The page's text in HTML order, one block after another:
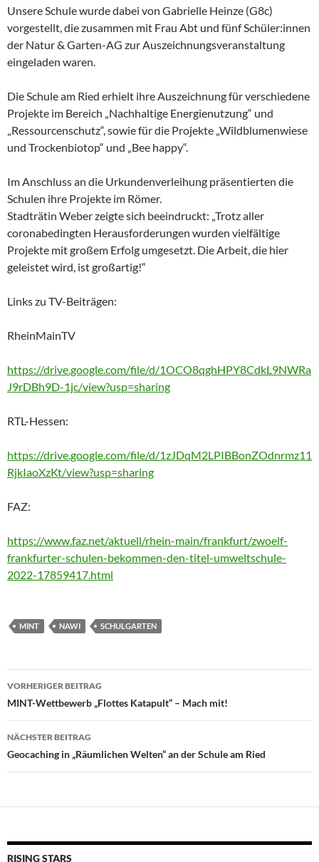
Unsere Schule wurde dabei von Gabrielle Heinze (G8c)
vorgestellt, die zusammen mit Frau Abt und fünf Schüler:innen
der Natur & Garten-AG zur Auszeichnungsveranstaltung
eingeladen waren.
Die Schule am Ried erhielt ihre Auszeichnung für verschiedene
Projekte im Bereich „Nachhaltige Energienutzung“ und
„Ressourcenschutz“, sowie für die Projekte „Wildblumenwiese
und Trockenbiotop“ und „Bee happy“.
Im Anschluss an die Urkundenverleihung präsentierten die
Schulen ihre Projekte im Römer.
Stadträtin Weber zeigte sich beeindruckt: „Trotz aller
coronabedingten Herausforderungen wurden vielfältige
Projekte mit großem Erfolg umgesetzt. Die Arbeit, die hier
geleistet wird, ist großartig!“
Links zu TV-Beiträgen:
RheinMainTV
https://drive.google.com/file/d/1OCO8qghHPY8CdkL9NWRa
J9rDBh9D-1jc/view?usp=sharing
RTL-Hessen:
https://drive.google.com/file/d/1zJDqM2LPIBBonZOdnrmz11
RjkIaoXzKt/view?usp=sharing
FAZ:
https://www.faz.net/aktuell/rhein-main/frankfurt/zwoelf-
frankfurter-schulen-bekommen-den-titel-umweltschule-
2022-17859417.html
MINT NAWI SCHULGARTEN
Beitragsnavigation
VORHERIGER BEITRAG
MINT-Wettbewerb „Flottes Katapult“ – Mach mit!
NÄCHSTER BEITRAG
Geocaching in „Räumlichen Welten“ an der Schule am Ried
RISING STARS